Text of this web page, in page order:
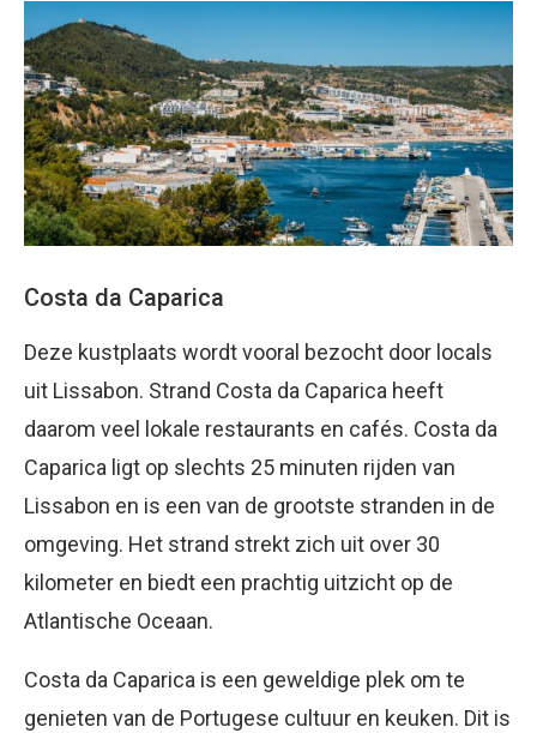
Costa da Caparica
Deze kustplaats wordt vooral bezocht door locals
uit Lissabon. Strand Costa da Caparica heeft
daarom veel lokale restaurants en cafés. Costa da
Caparica ligt op slechts 25 minuten rijden van
Lissabon en is een van de grootste stranden in de
omgeving. Het strand strekt zich uit over 30
kilometer en biedt een prachtig uitzicht op de
Atlantische Oceaan.
Costa da Caparica is een geweldige plek om te
genieten van de Portugese cultuur en keuken. Dit is